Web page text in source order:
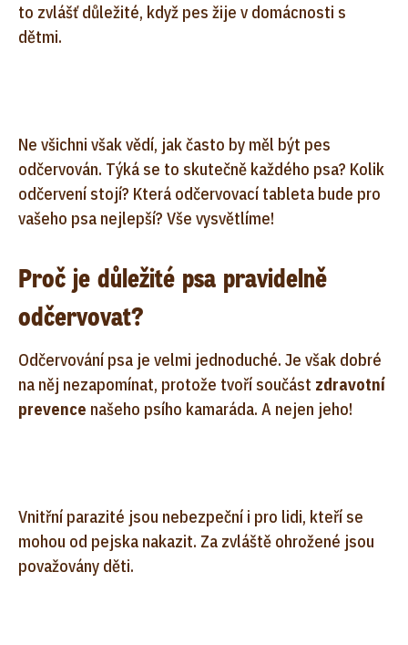
to zvlášť důležité, když pes žije v domácnosti s
dětmi.
Ne všichni však vědí, jak často by měl být pes
odčervován. Týká se to skutečně každého psa? Kolik
odčervení stojí? Která odčervovací tableta bude pro
vašeho psa nejlepší? Vše vysvětlíme!
Proč je důležité psa pravidelně
odčervovat?
Odčervování psa je velmi jednoduché. Je však dobré
na něj nezapomínat, protože tvoří součást zdravotní
prevence našeho psího kamaráda. A nejen jeho!
Vnitřní parazité jsou nebezpeční i pro lidi, kteří se
mohou od pejska nakazit. Za zvláště ohrožené jsou
považovány děti.